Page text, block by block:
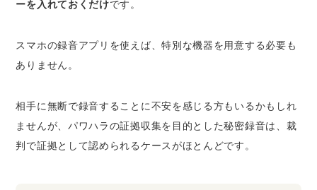
ーを入れておくだけです。
スマホの録音アプリを使えば、特別な機器を用意する必要も
ありません。
相手に無断で録音することに不安を感じる方もいるかもしれ
ませんが、パワハラの証拠収集を目的とした秘密録音は、裁
判で証拠として認められるケースがほとんどです。